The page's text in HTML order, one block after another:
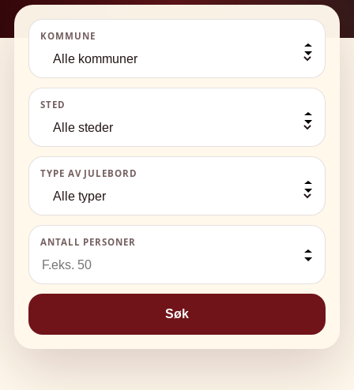
KOMMUNE
STED
TYPE AV JULEBORD
ANTALL PERSONER
Søk